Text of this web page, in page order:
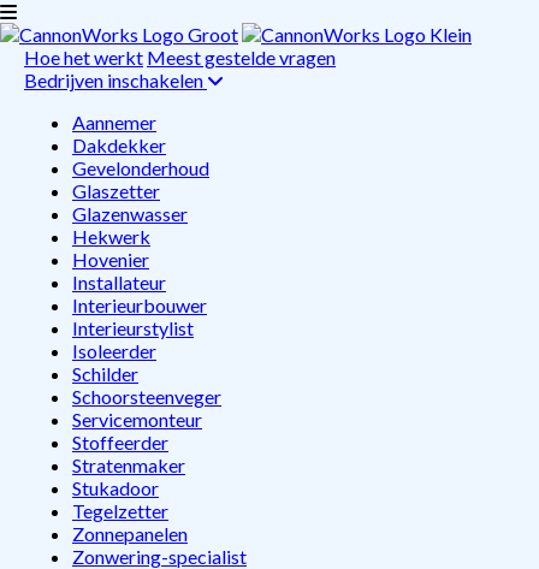
Hoe het werkt Meest gestelde vragen
Bedrijven inschakelen
Aannemer
Dakdekker
Gevelonderhoud
Glaszetter
Glazenwasser
Hekwerk
Hovenier
Installateur
Interieurbouwer
Interieurstylist
Isoleerder
Schilder
Schoorsteenveger
Servicemonteur
Stoffeerder
Stratenmaker
Stukadoor
Tegelzetter
Zonnepanelen
Zonwering-specialist